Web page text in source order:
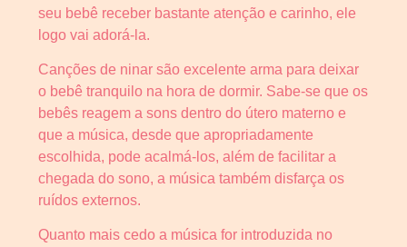
seu bebê receber bastante atenção e carinho, ele
logo vai adorá-la.
Canções de ninar são excelente arma para deixar
o bebê tranquilo na hora de dormir. Sabe-se que os
bebês reagem a sons dentro do útero materno e
que a música, desde que apropriadamente
escolhida, pode acalmá-los, além de facilitar a
chegada do sono, a música também disfarça os
ruídos externos.
Quanto mais cedo a música for introduzida no